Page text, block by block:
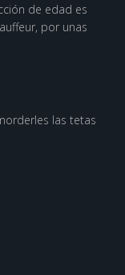
de edad es
por unas
las tetas